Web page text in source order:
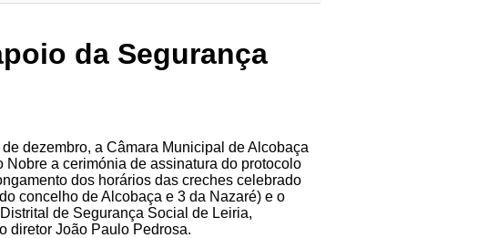
da Segurança
dezembro, a Câmara Municipal de Alcobaça
Nobre a cerimónia de assinatura do protocolo
dos horários das creches celebrado
concelho de Alcobaça e 3 da Nazaré) e o
de Segurança Social de Leiria,
diretor João Paulo Pedrosa.